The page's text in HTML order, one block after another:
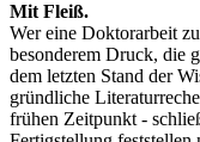
Mit Fleiß.
Wer eine Doktorarbeit
besonderem Druck, die
dem letzten Stand der
gründliche
frühen Zeitpunkt -